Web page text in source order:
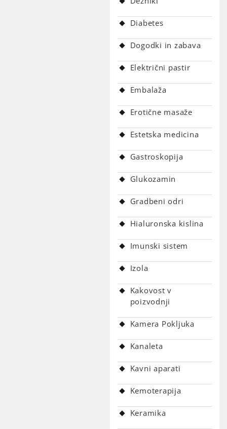
Diabetes
Dogodki in zabava
Električni pastir
Embalaža
Erotične masaže
Estetska medicina
Gastroskopija
Glukozamin
Gradbeni odri
Hialuronska kislina
Imunski sistem
Izola
Kakovost v
poizvodnji
Kamera Pokljuka
Kanaleta
Kavni aparati
Kemoterapija
Keramika